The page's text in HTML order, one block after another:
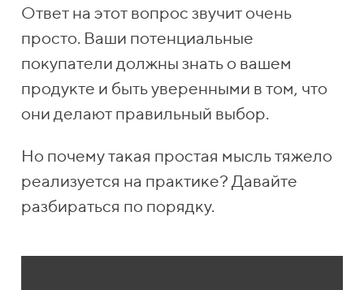
Ответ на этот вопрос звучит очень
просто. Ваши потенциальные
покупатели должны знать о вашем
продукте и быть уверенными в том, что
они делают правильный выбор.
Но почему такая простая мысль тяжело
реализуется на практике? Давайте
разбираться по порядку.